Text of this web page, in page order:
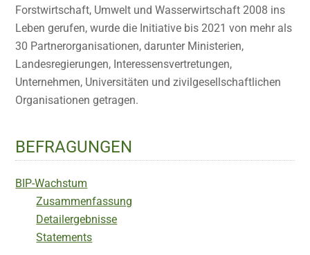
Forstwirtschaft, Umwelt und Wasserwirtschaft 2008 ins
Leben gerufen, wurde die Initiative bis 2021 von mehr als
30 Partnerorganisationen, darunter Ministerien,
Landesregierungen, Interessensvertretungen,
Unternehmen, Universitäten und zivilgesellschaftlichen
Organisationen getragen.
BEFRAGUNGEN
BIP-Wachstum
Zusammenfassung
Detailergebnisse
Statements